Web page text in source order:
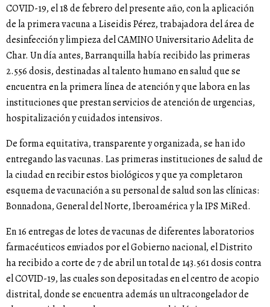
COVID-19, el 18 de febrero del presente año, con la aplicación
de la primera vacuna a Liseidis Pérez, trabajadora del área de
desinfección y limpieza del CAMINO Universitario Adelita de
Char. Un día antes, Barranquilla había recibido las primeras
2.556 dosis, destinadas al talento humano en salud que se
encuentra en la primera línea de atención y que labora en las
instituciones que prestan servicios de atención de urgencias,
hospitalización y cuidados intensivos.
De forma equitativa, transparente y organizada, se han ido
entregando las vacunas. Las primeras instituciones de salud de
la ciudad en recibir estos biológicos y que ya completaron
esquema de vacunación a su personal de salud son las clínicas:
Bonnadona, General del Norte, Iberoamérica y la IPS MiRed.
En 16 entregas de lotes de vacunas de diferentes laboratorios
farmacéuticos enviados por el Gobierno nacional, el Distrito
ha recibido a corte de 7 de abril un total de 143.561 dosis contra
el COVID-19, las cuales son depositadas en el centro de acopio
distrital, donde se encuentra además un ultracongelador de